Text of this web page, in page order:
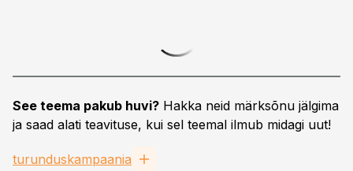
See teema pakub huvi? Hakka neid märksõnu jälgima
ja saad alati teavituse, kui sel teemal ilmub midagi uut!
turunduskampaania